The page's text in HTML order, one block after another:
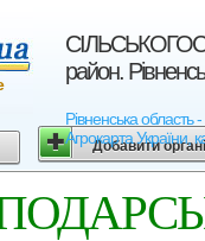
район.
Рівненська
Агрокарта України,
Добавити